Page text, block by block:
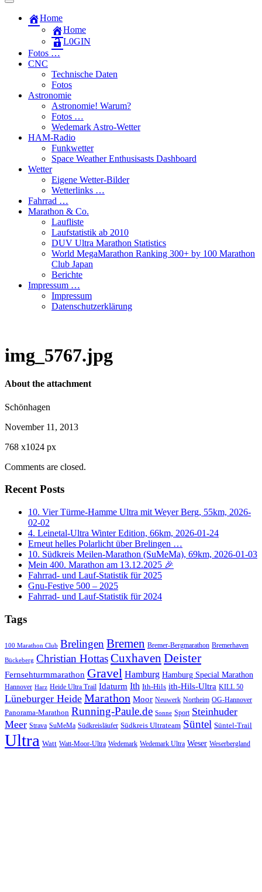
Toggle
field
Home
Home
L​0​​GIN
Fotos …
CNC
Technische Daten
Fotos
Astronomie
Astronomie! Warum?
Fotos …
Wedemark Astro-Wetter
HAM-Radio
Funkwetter
Space Weather Enthusisasts Dashboard
Wetter
Eigene Wetter-Bilder
Wetterlinks …
Fahrrad …
Marathon & Co.
Laufliste
Laufstatistik ab 2010
DUV Ultra Marathon Statistics
World MegaMarathon Ranking 300+ by 100 Marathon
Club Japan
Berichte
Impressum …
Impressum
Datenschutzerklärung
img_5767.jpg
About the attachment
Schönhagen
November 11, 2013
768 x1024 px
Comments are closed.
Recent Posts
10. Vier Türme-Hamme Ultra mit Weyer Berg, 55km, 2026-
02-02
4. Leinetal-Ultra Winter Edition, 66km, 2026-01-24
Erneut helles Polarlicht über Brelingen …
10. Südkreis Meilen-Marathon (SuMeMa), 69km, 2026-01-03
Mein 400. Marathon am 13.12.2025 🎉
Fahrrad- und Lauf-Statistik für 2025
Gnu-Festive 500 – 2025
Fahrrad- und Lauf-Statistik für 2024
Tags
100 Marathon Club BrelingenBremen Bremer-Bergmarathon Bremerhaven
Bückeberg Christian HottasCuxhaven Deister
Fernsehturmmarathon Gravel Hamburg Hamburg Special Marathon
Hannover Harz Heide Ultra Trail Idaturm Ith Ith-Hils ith-Hils-Ultra KILL 50
Lüneburger Heide Marathon Moor Neuwerk Northeim OG-Hannover
Panorama-Marathon Running-Paule.de Sonne Sport Steinhuder
Meer Strava SuMeMa Südkreisläufer Südkreis Ultrateam Süntel Süntel-Trail
Ultra Watt Watt-Moor-Ultra Wedemark Wedemark Ultra Weser Weserbergland